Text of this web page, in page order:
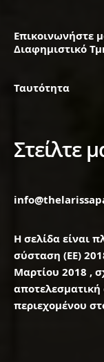
Επικοινωνήστε
Διαφημιστικό
Ταυτότητα
Στείλτε
Η σελίδα είναι
σύσταση (ΕΕ)
Μαρτίου 2018 ,
περιεχομένου